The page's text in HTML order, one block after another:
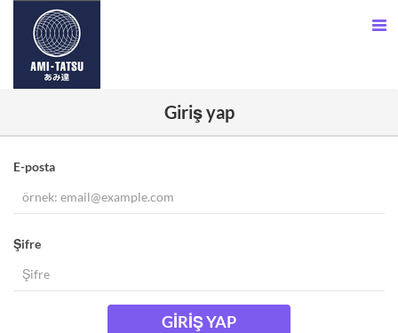
Giriş yap
E-posta
Şifre
GIRIŞ YAP